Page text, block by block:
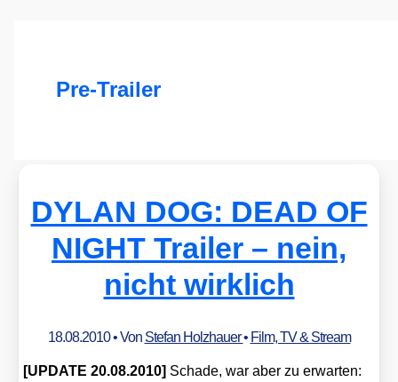
Pre-Trailer
DYLAN DOG: DEAD OF
NIGHT Trailer – nein,
nicht wirklich
18.08.2010• Von Stefan Holzhauer• Film, TV & Stream
[UPDATE 20.08.2010] Scha­de, war aber zu erwar­ten: